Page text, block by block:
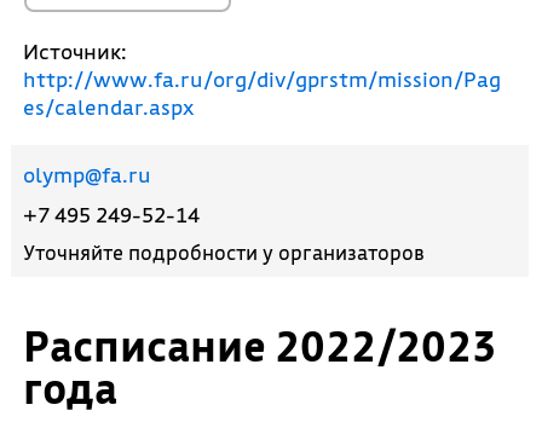
Расписание 2022/2023
года
Источник:
http://www.fa.ru/org/div/gprstm/mission/Pag
es/calendar.aspx
olymp@fa.ru
+7 495 249-52-14
Уточняйте подробности у организаторов